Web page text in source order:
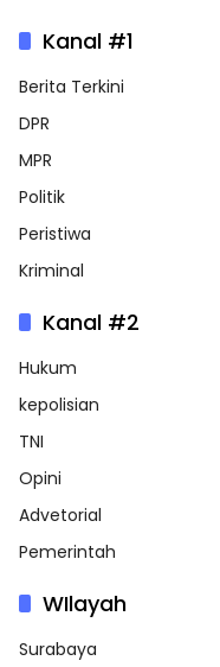
Kanal #1
Berita Terkini
DPR
MPR
Politik
Peristiwa
Kriminal
Kanal #2
Hukum
kepolisian
TNI
Opini
Advetorial
Pemerintah
WIlayah
Surabaya